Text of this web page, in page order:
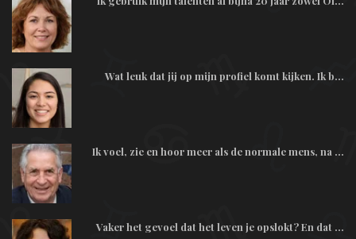
Wat leuk dat jij op mijn profiel komt kijken. Ik b...
Ik voel, zie en hoor meer als de normale mens, na ...
Vaker het gevoel dat het leven je opslokt? En dat ...